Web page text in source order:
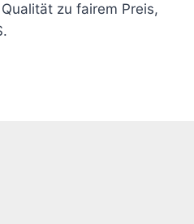
zu fairem Preis,
.